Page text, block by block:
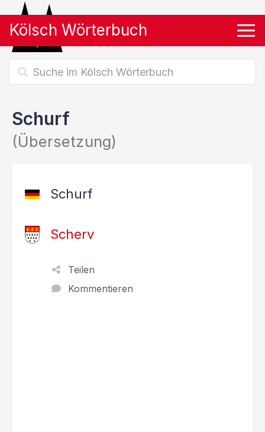
Kölsch Wörterbuch
Schurf
(Übersetzung)
Schurf
Scherv
Teilen
Kommentieren